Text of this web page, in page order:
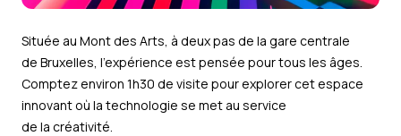
Située au Mont des Arts, à deux pas de la gare centrale
de Bruxelles, l’expérience est pensée pour tous les âges.
Comptez environ 1h30 de visite pour explorer cet espace
innovant où la technologie se met au service
de la créativité.